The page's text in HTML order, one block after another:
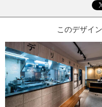
このデザイ